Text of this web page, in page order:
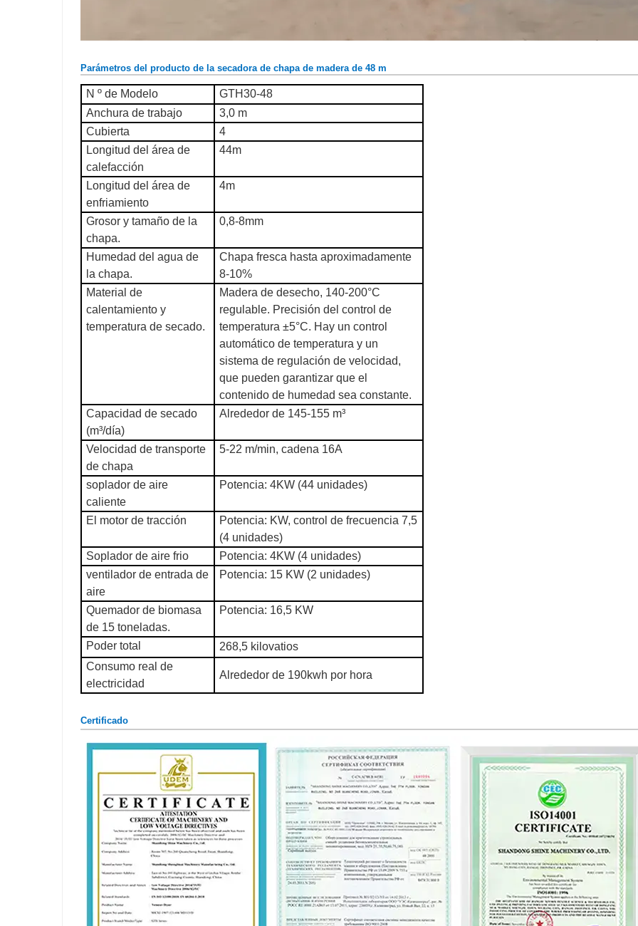
Parámetros del producto de la secadora de chapa de madera de 48 m
N º de Modelo
GTH30-48
Anchura de trabajo
3,0 m
Cubierta
4
Longitud del área de
calefacción
44m
Longitud del área de
enfriamiento
4m
Grosor y tamaño de la
chapa.
0,8-8mm
Humedad del agua de
la chapa.
Chapa fresca hasta aproximadamente
8-10%
Material de
calentamiento y
temperatura de secado.
Madera de desecho, 140-200°C
regulable. Precisión del control de
temperatura ±5°C. Hay un control
automático de temperatura y un
sistema de regulación de velocidad,
que pueden garantizar que el
contenido de humedad sea constante.
Capacidad de secado
(m³/día)
Alrededor de 145-155 m³
Velocidad de transporte
de chapa
5-22 m/min, cadena 16A
soplador de aire
caliente
Potencia: 4KW (44 unidades)
El motor de tracción
Potencia: KW, control de frecuencia 7,5
(4 unidades)
Soplador de aire frio
Potencia: 4KW (4 unidades)
ventilador de entrada de
aire
Potencia: 15 KW (2 unidades)
Quemador de biomasa
de 15 toneladas.
Potencia: 16,5 KW
Poder total
268,5 kilovatios
Consumo real de
electricidad
Alrededor de 190kwh por hora
Certificado